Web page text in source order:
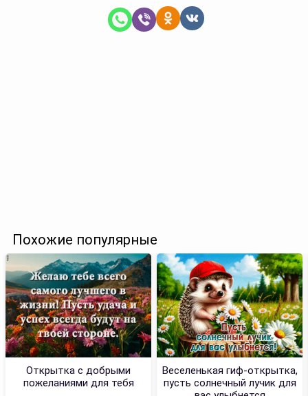
Похожие популярные
Открытка с добрыми
пожеланиями для тебя
Веселенькая гиф-открытка,
пусть солнечный лучик для